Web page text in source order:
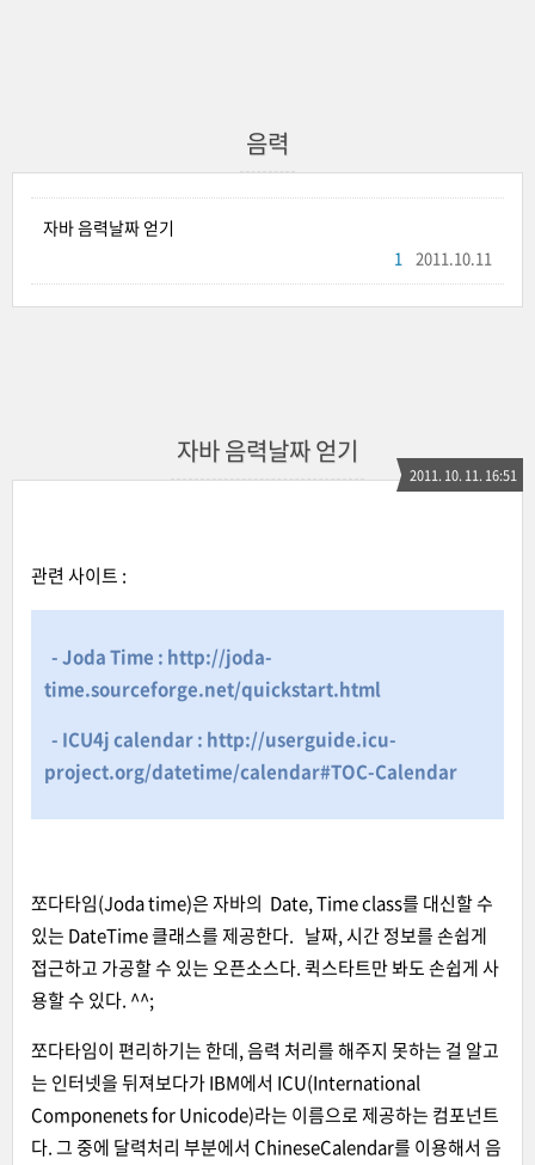
음력
자바 음력날짜 얻기
2011.10.11
1
자바 음력날짜 얻기
2011. 10. 11. 16:51
관련 사이트 :
- Joda Time : http://joda-
time.sourceforge.net/quickstart.html
- ICU4j calendar : http://userguide.icu-
project.org/datetime/calendar#TOC-Calendar
쪼다타임(Joda time)은 자바의 Date, Time class를 대신할 수
있는 DateTime 클래스를 제공한다. 날짜, 시간 정보를 손쉽게
접근하고 가공할 수 있는 오픈소스다. 퀵스타트만 봐도 손쉽게 사
용할 수 있다. ^^;
쪼다타임이 편리하기는 한데, 음력 처리를 해주지 못하는 걸 알고
는 인터넷을 뒤져보다가 IBM에서 ICU(International
Componenets for Unicode)라는 이름으로 제공하는 컴포넌트
다. 그 중에 달력처리 부분에서 ChineseCalendar를 이용해서 음